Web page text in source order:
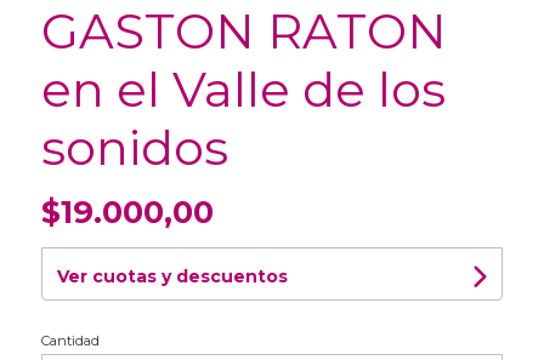
GASTON RATON
en el Valle de los
sonidos
$19.000,00
Ver cuotas y descuentos
Cantidad